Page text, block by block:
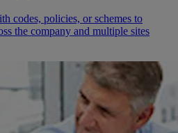
codes, policies, or schemes to
the company and multiple sites